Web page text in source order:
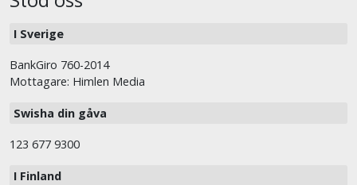
I Sverige
BankGiro 760-2014
Mottagare: Himlen Media
Swisha din gåva
123 677 9300
I Finland